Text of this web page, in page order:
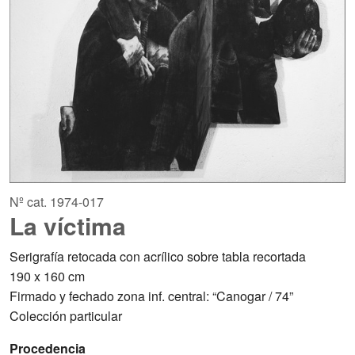
Nº cat. 1974-017
La víctima
Serigrafía retocada con acrílico sobre tabla recortada
190 x 160 cm
Firmado y fechado zona inf. central: “Canogar / 74”
Colección particular
Procedencia